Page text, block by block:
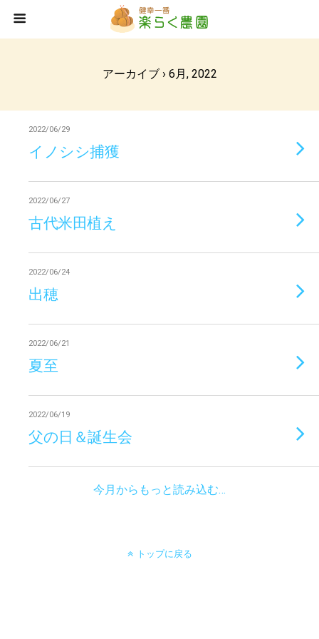
アーカイブ › 6月, 2022
2022/06/29
イノシシ捕獲
2022/06/27
古代米田植え
2022/06/24
出穂
2022/06/21
夏至
2022/06/19
父の日＆誕生会
今月からもっと読み込む…
トップに戻る